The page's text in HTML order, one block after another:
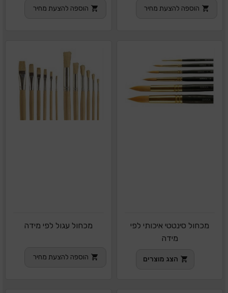
הוספה להצעת מחיר הוספה להצעת מחיר
מכחול סינטטי איכותי לפי
מידה
הצג מוצרים
מכחול עגול לפי מידה
הוספה להצעת מחיר